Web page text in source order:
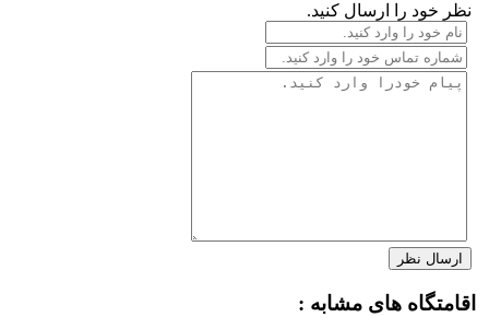
نظر خود را ارسال کنید.
اقامتگاه های مشابه :